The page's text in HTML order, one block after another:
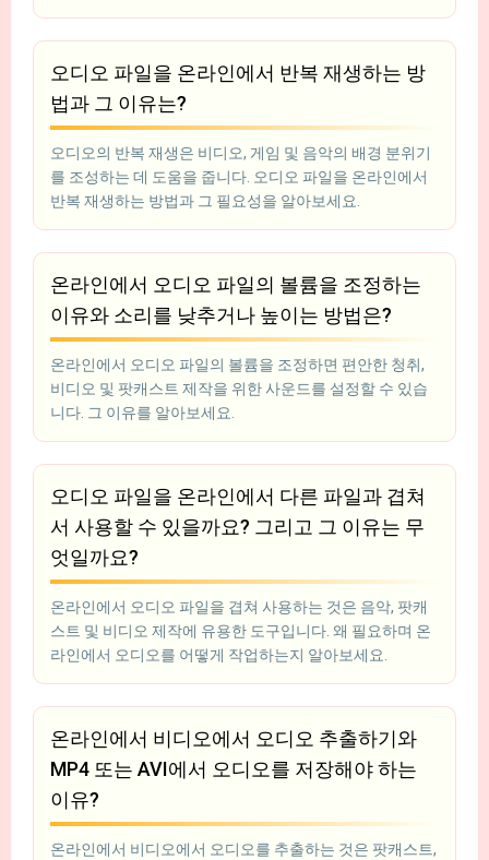
오디오 파일을 온라인에서 반복 재생하는 방
법과 그 이유는?
오디오의 반복 재생은 비디오, 게임 및 음악의 배경 분위기
를 조성하는 데 도움을 줍니다. 오디오 파일을 온라인에서
반복 재생하는 방법과 그 필요성을 알아보세요.
온라인에서 오디오 파일의 볼륨을 조정하는
이유와 소리를 낮추거나 높이는 방법은?
온라인에서 오디오 파일의 볼륨을 조정하면 편안한 청취,
비디오 및 팟캐스트 제작을 위한 사운드를 설정할 수 있습
니다. 그 이유를 알아보세요.
오디오 파일을 온라인에서 다른 파일과 겹쳐
서 사용할 수 있을까요? 그리고 그 이유는 무
엇일까요?
온라인에서 오디오 파일을 겹쳐 사용하는 것은 음악, 팟캐
스트 및 비디오 제작에 유용한 도구입니다. 왜 필요하며 온
라인에서 오디오를 어떻게 작업하는지 알아보세요.
온라인에서 비디오에서 오디오 추출하기와
MP4 또는 AVI에서 오디오를 저장해야 하는
이유?
온라인에서 비디오에서 오디오를 추출하는 것은 팟캐스트,